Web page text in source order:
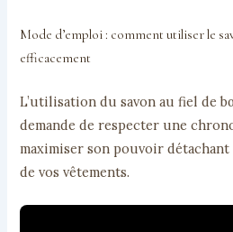
Mode d’emploi : comment utiliser le
efficacement
L’utilisation du savon au fiel de
demande de respecter une
maximiser son pouvoir
de vos vêtements.